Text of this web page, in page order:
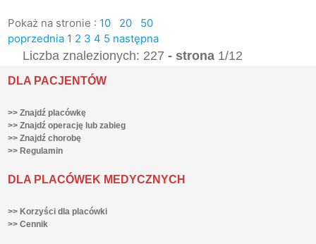
Pokaż na stronie : 10 20
50
poprzednia 1 2 3 4 5 następna
Liczba znalezionych: 227 - strona 1/12
DLA PACJENTÓW
>> Znajdź placówkę
>> Znajdź operację lub zabieg
>> Znajdź chorobę
>> Regulamin
DLA PLACÓWEK MEDYCZNYCH
>> Korzyści dla placówki
>> Cennik